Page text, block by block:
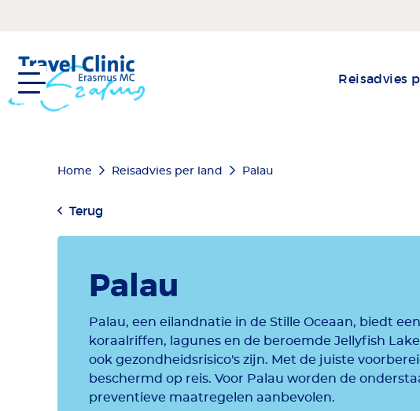
inhoud
gaan
Reisadvies
Kruimelpad
Home Reisadvies per land Palau
Terug
Palau
Palau, een eilandnatie in de Stille Oceaan, biedt
koraalriffen, lagunes en de beroemde Jellyfish
ook gezondheidsrisico's zijn. Met de juiste
beschermd op reis. Voor Palau worden de
preventieve maatregelen aanbevolen.